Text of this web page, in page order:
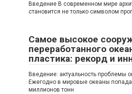
Введение В современном мире
становится не только символом
Самое высокое
переработанного
пластика: рекорд и
Введение: актуальность проблемы
Ежегодно в мировые океаны
миллионов тонн